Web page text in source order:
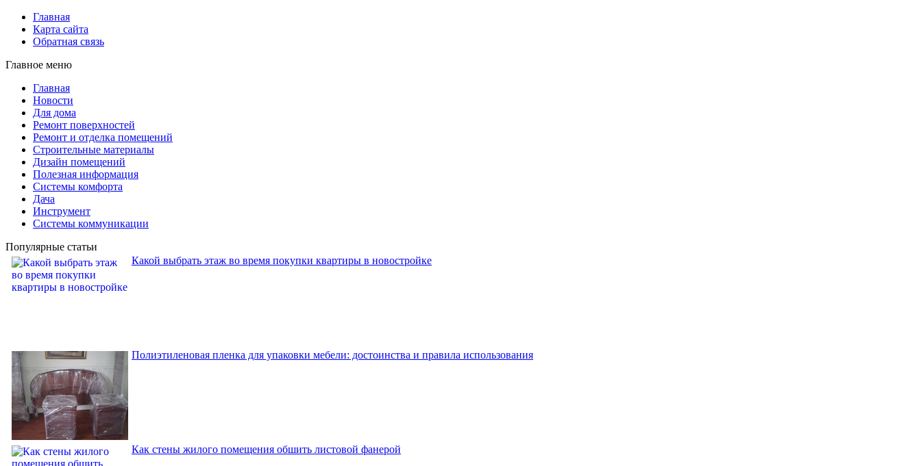
Главная
Карта сайта
Обратная связь
Главное меню
Главная
Новости
Для дома
Ремонт поверхностей
Ремонт и отделка помещений
Строительные материалы
Дизайн помещений
Полезная информация
Системы комфорта
Дача
Инструмент
Системы коммуникации
Популярные статьи
Какой выбрать этаж во время покупки квартиры в новостройке
Полиэтиленовая пленка для упаковки мебели: достоинства и правила использования
Как стены жилого помещения обшить листовой фанерой